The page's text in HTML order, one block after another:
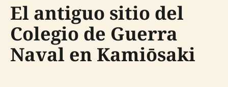
El antiguo sitio del
Colegio de Guerra
Naval en Kamiōsaki